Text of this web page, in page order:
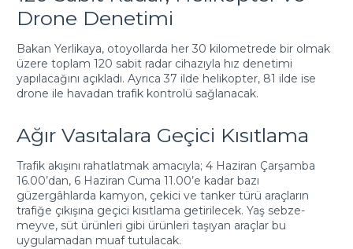
Drone Denetimi
Bakan Yerlikaya, otoyollarda her 30 kilometrede bir olmak
üzere toplam 120 sabit radar cihazıyla hız denetimi
yapılacağını açıkladı. Ayrıca 37 ilde helikopter, 81 ilde ise
drone ile havadan trafik kontrolü sağlanacak.
Ağır Vasıtalara Geçici Kısıtlama
Trafik akışını rahatlatmak amacıyla; 4 Haziran Çarşamba
16.00’dan, 6 Haziran Cuma 11.00’e kadar bazı
güzergâhlarda kamyon, çekici ve tanker türü araçların
trafiğe çıkışına geçici kısıtlama getirilecek. Yaş sebze-
meyve, süt ürünleri gibi ürünleri taşıyan araçlar bu
uygulamadan muaf tutulacak.